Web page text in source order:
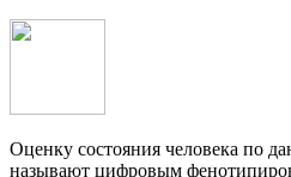
Оценку состояния человека по
называют цифровым